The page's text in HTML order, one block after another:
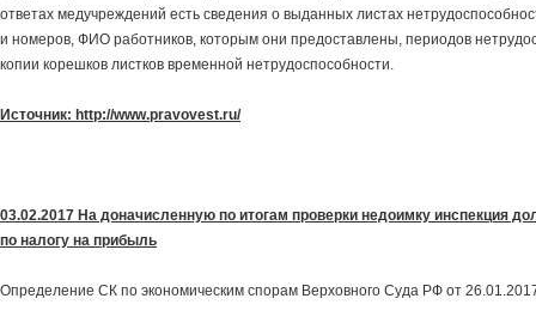
ответах медучреждений есть сведения о выданных листах
и номеров, ФИО работников, которым они предоставлены, периодов
копии корешков листков временной нетрудоспособности.
Источник: http://www.pravovest.ru/
03.02.2017 На доначисленную по итогам проверки недоимку инспекция
по налогу на прибыль
Определение СК по экономическим спорам Верховного Суда РФ от